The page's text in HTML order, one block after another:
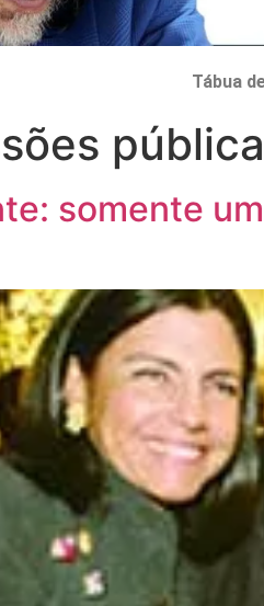
Tábua
somente